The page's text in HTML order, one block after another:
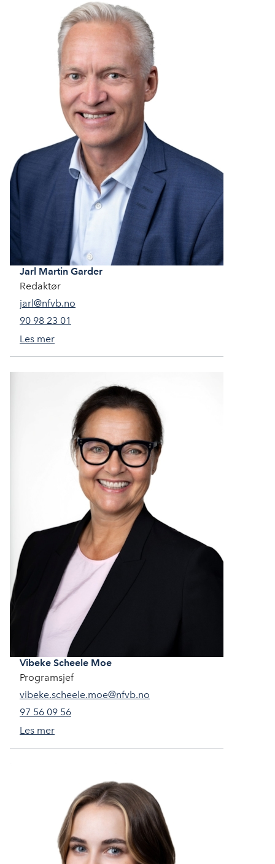
Jarl Martin Garder
Redaktør
jarl@nfvb.no
90 98 23 01
Les mer
Vibeke Scheele Moe
Programsjef
vibeke.scheele.moe@nfvb.no
97 56 09 56
Les mer